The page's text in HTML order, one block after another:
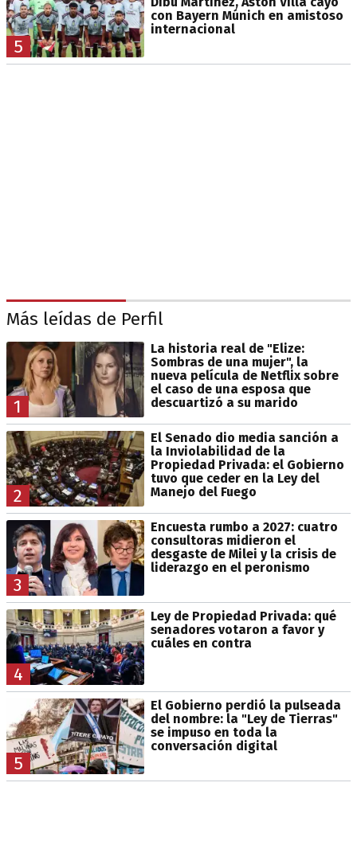
5
con Bayern Múnich en amistoso
internacional
Más leídas de Perfil
1
La historia real de "Elize:
Sombras de una mujer", la
nueva película de Netflix sobre
el caso de una esposa que
descuartizó a su marido
2
El Senado dio media sanción a
la Inviolabilidad de la
Propiedad Privada: el Gobierno
tuvo que ceder en la Ley del
Manejo del Fuego
3
Encuesta rumbo a 2027: cuatro
consultoras midieron el
desgaste de Milei y la crisis de
liderazgo en el peronismo
4
Ley de Propiedad Privada: qué
senadores votaron a favor y
cuáles en contra
5
El Gobierno perdió la pulseada
del nombre: la "Ley de Tierras"
se impuso en toda la
conversación digital